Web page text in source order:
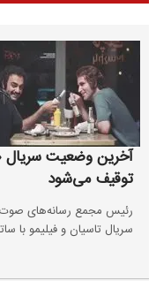
آخرین وضعیت سریال
توقیف می‌شود
رئیس مجمع رسانه‌های صوت و
سریال تاسیان و فیلیمو با